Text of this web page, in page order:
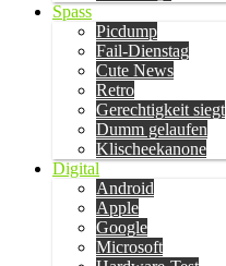
Spass
Picdump
Fail-Dienstag
Cute News
Retro
Gerechtigkeit siegt
Dumm gelaufen
Klischeekanone
Digital
Android
Apple
Google
Microsoft